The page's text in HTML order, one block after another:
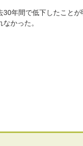
年間で低下したことが
かった。